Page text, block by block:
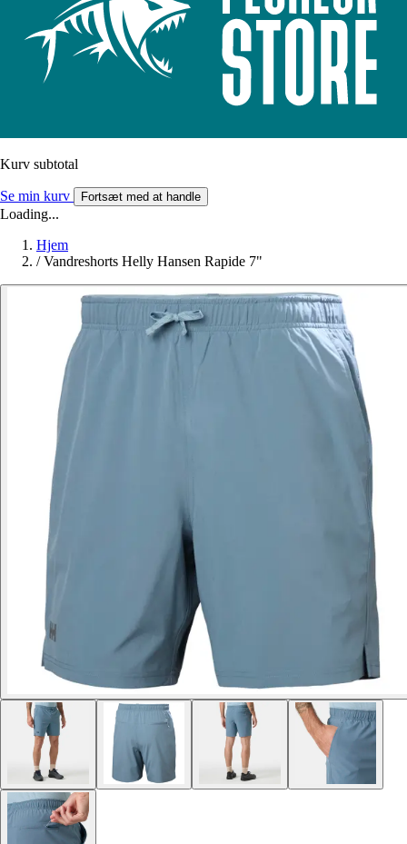
Kurv subtotal
Se min kurv Fortsæt med at handle
Loading...
Hjem
/ Vandreshorts Helly Hansen Rapide 7"